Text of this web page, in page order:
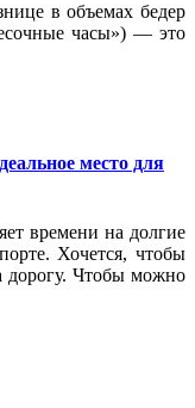
в объемах бедер
часы») — это
место для
времени на долгие
Хочется, чтобы
дорогу. Чтобы можно